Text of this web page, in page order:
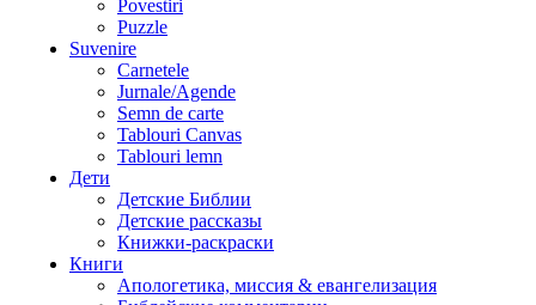
Povestiri
Puzzle
Suvenire
Carnetele
Jurnale/Agende
Semn de carte
Tablouri Canvas
Tablouri lemn
Дети
Детские Библии
Детские рассказы
Книжки-раскраски
Книги
Апологетика, миссия & евангелизация